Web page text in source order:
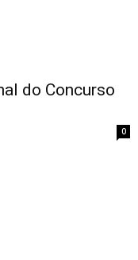
do Concurso
0